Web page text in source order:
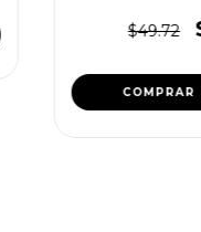
$49.72